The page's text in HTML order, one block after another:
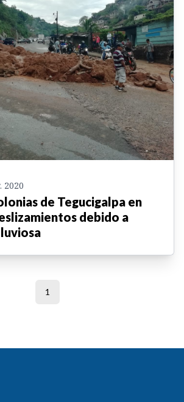
2020
de Tegucigalpa en
debido a
1